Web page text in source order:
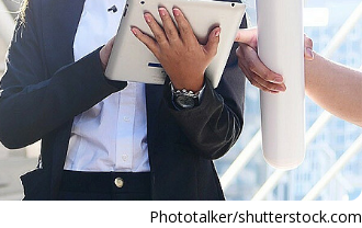
Phototalker/shutterstock.com